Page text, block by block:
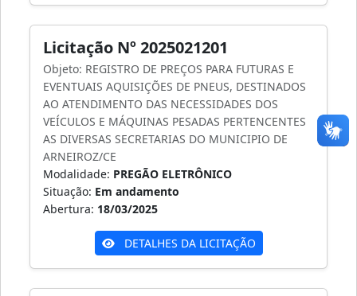
Licitação Nº 2025021201
Objeto: REGISTRO DE PREÇOS PARA FUTURAS E
EVENTUAIS AQUISIÇÕES DE PNEUS, DESTINADOS
AO ATENDIMENTO DAS NECESSIDADES DOS
VEÍCULOS E MÁQUINAS PESADAS PERTENCENTES
AS DIVERSAS SECRETARIAS DO MUNICIPIO DE
ARNEIROZ/CE
Modalidade: PREGÃO ELETRÔNICO
Situação: Em andamento
Abertura: 18/03/2025
DETALHES DA LICITAÇÃO